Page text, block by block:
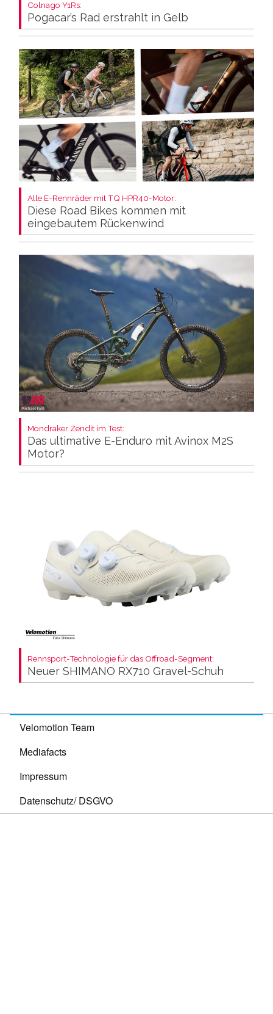
Colnago Y1Rs:
Pogacar’s Rad erstrahlt in Gelb
Alle E-Rennräder mit TQ HPR40-Motor:
Diese Road Bikes kommen mit
eingebautem Rückenwind
Mondraker Zendit im Test:
Das ultimative E-Enduro mit Avinox M2S
Motor?
Rennsport-Technologie für das Offroad-Segment:
Neuer SHIMANO RX710 Gravel-Schuh
Velomotion Team
Mediafacts
Impressum
Datenschutz/ DSGVO